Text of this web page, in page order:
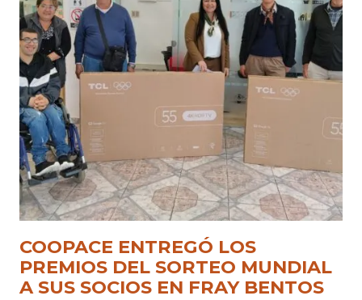
COOPACE ENTREGÓ LOS
PREMIOS DEL SORTEO MUNDIAL
A SUS SOCIOS EN FRAY BENTOS